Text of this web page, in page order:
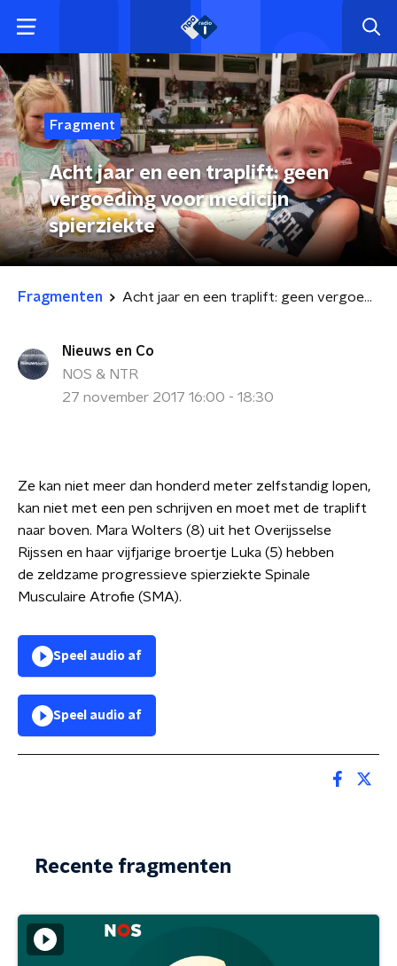
Fragment
Acht jaar en een traplift: geen
vergoeding voor medicijn
spierziekte
Fragmenten Acht jaar en een traplift: geen vergoeding voor medicijn spierziekte
Nieuws en Co
NOS & NTR
27 november 2017 16:00 - 18:30
Ze kan niet meer dan honderd meter zelfstandig lopen,
kan niet met een pen schrijven en moet met de traplift
naar boven. Mara Wolters (8) uit het Overijsselse
Rijssen en haar vijfjarige broertje Luka (5) hebben
de zeldzame progressieve spierziekte Spinale
Musculaire Atrofie (SMA).
Speel audio af
Speel audio af
Recente fragmenten